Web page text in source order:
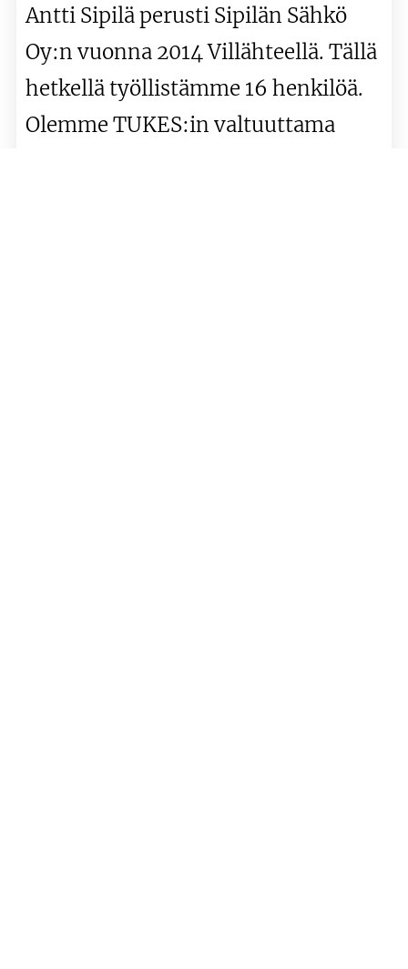
Antti Sipilä perusti Sipilän Sähkö
Oy:n vuonna 2014 Villähteellä. Tällä
hetkellä työllistämme 16 henkilöä.
Olemme TUKES:in valtuuttama